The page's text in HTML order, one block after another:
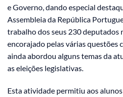
e Governo, dando especial
Assembleia da República
trabalho dos seus 230 deputados
encorajado pelas várias questões
ainda abordou alguns temas da
as eleições legislativas.
Esta atividade permitiu aos